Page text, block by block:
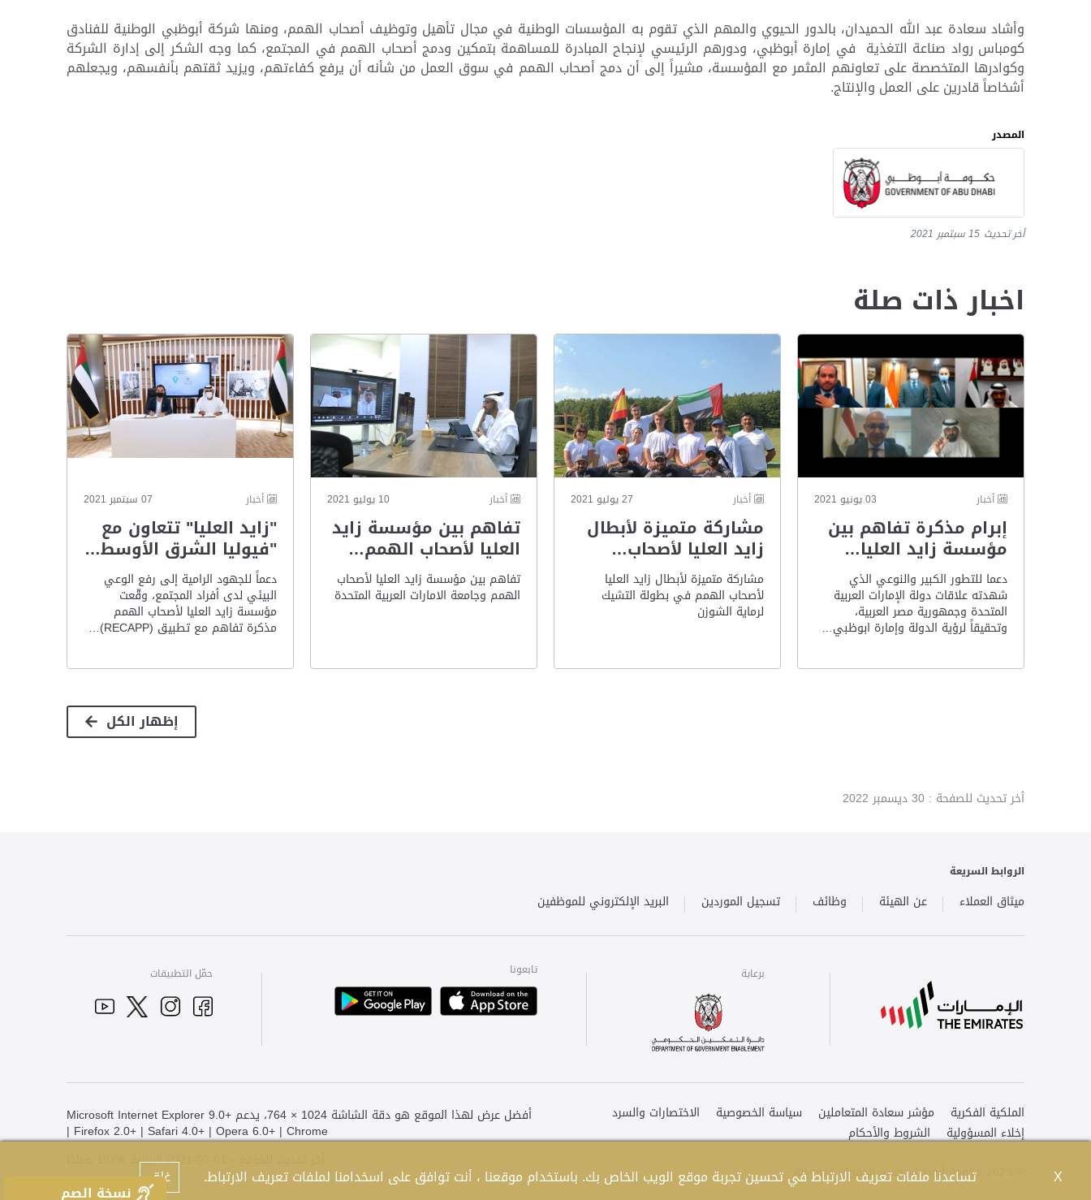
وأشاد سعادة عبد الله الحميدان، بالدور الحيوي والمهم الذي تقوم به المؤسسات الوطنية في مجال تأهيل وتوظيف أصحاب الهمم، ومنها شركة أبوظبي الوطنية للفنادق
كومباس رواد صناعة التغذية في إمارة أبوظبي، ودورهم الرئيسي لإنجاح المبادرة للمساهمة بتمكين ودمج أصحاب الهمم في المجتمع، كما وجه الشكر إلى إدارة الشركة
وكوادرها المتخصصة على تعاونهم المثمر مع المؤسسة، مشيراً إلى أن دمج أصحاب الهمم في سوق العمل من شأنه أن يرفع كفاءتهم، ويزيد ثقتهم بأنفسهم، ويجعلهم
أشخاصاً قادرين على العمل والإنتاج.
المصدر
أخر تحديث 15 سبتمبر 2021
اخبار ذات صلة
أخبار 03 يونيو 2021
إبرام مذكرة تفاهم بين
مؤسسة زايد العليا…
دعما للتطور الكبير والنوعي الذي
شهدته علاقات دولة الإمارات العربية
المتحدة وجمهورية مصر العربية،
وتحقيقاً لرؤية الدولة وإمارة ابوظبي…
أخبار 27 يوليو 2021
مشاركة متميزة لأبطال
زايد العليا لأصحاب…
مشاركة متميزة لأبطال زايد العليا
لأصحاب الهمم في بطولة التشيك
لرماية الشوزن
أخبار 10 يوليو 2021
تفاهم بين مؤسسة زايد
العليا لأصحاب الهمم…
تفاهم بين مؤسسة زايد العليا لأصحاب
الهمم وجامعة الامارات العربية المتحدة
أخبار 07 سبتمبر 2021
"زايد العليا" تتعاون مع
"فيوليا الشرق الأوسط…
دعماً للجهود الرامية إلى رفع الوعي
البيئي لدى أفراد المجتمع، وقّعت
مؤسسة زايد العليا لأصحاب الهمم
مذكرة تفاهم مع تطبيق (RECAPP)…
إظهار الكل
أخر تحديث للصفحة : 30 ديسمبر 2022
الروابط السريعة
ميثاق العملاء عن الهيئة وظائف تسجيل الموردين البريد الإلكتروني للموظفين
حمّل التطبيقات
Facebook
Instagram
Twitter
YouTube
تابعونا
Apple
Playstore
برعاية
برعاية
أفضل عرض لهذا الموقع هو دقة الشاشة 1024 × 764، يدعم Microsoft Internet Explorer 9.0+
| Firefox 2.0+ | Safari 4.0+ | Opera 6.0+ | Chrome
الملكية الفكرية مؤشر سعادة المتعاملين سياسة الخصوصية
الاختصارات والسرد
إخلاء المسؤولية
الشروط والأحكام
X تساعدنا ملفات تعريف الارتباط في تحسين تجربة موقع الويب الخاص بك. باستخدام موقعنا ، أنت توافق على اسخدامنا لملفات تعريف الارتباط. غلق
نسخة الصم